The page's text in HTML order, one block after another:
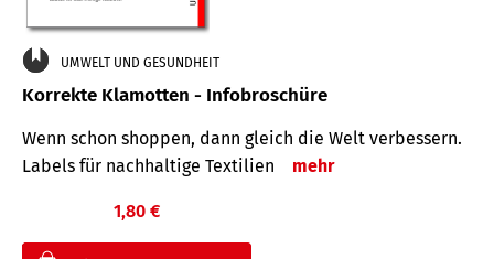
UMWELT UND GESUNDHEIT
Korrekte Klamotten - Infobroschüre
Wenn schon shoppen, dann gleich die Welt verbessern.
Labels für nachhaltige Textilien
mehr
1,80 €